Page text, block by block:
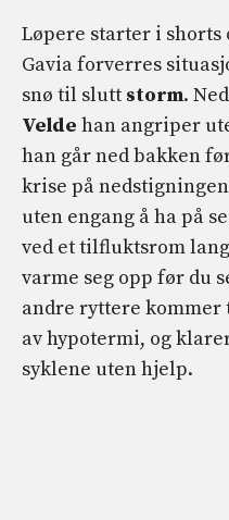
Løpere starter i shorts
Gavia forverres
snø til slutt storm.
Velde han angriper
han går ned bakken
krise på
uten engang å ha på
ved et tilfluktsrom
varme seg opp før du
andre ryttere
av hypotermi, og
syklene uten hjelp.